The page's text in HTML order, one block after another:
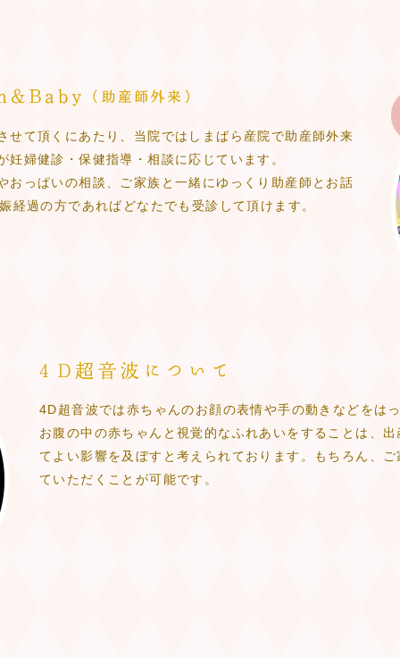
せて頂くにあたり、当院ではしまばら産院で助産師外来
婦健診・保健指導・相談に応じています。
おっぱいの相談、ご家族と一緒にゆっくり助産師とお話
経過の方であればどなたでも受診して頂けます。
4D超音波では赤ちゃんのお顔の表情や手の動きなどをは
お腹の中の赤ちゃんと視覚的なふれあいをすることは、
てよい影響を及ぼすと考えられております。もちろん、
ていただくことが可能です。